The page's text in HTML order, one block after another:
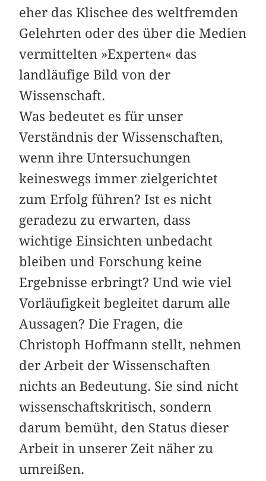
eher das Klischee des weltfremden
Gelehrten oder des über die Medien
vermittelten »Experten« das
landläufige Bild von der
Wissenschaft.
Was bedeutet es für unser
Verständnis der Wissenschaften,
wenn ihre Untersuchungen
keineswegs immer zielgerichtet
zum Erfolg führen? Ist es nicht
geradezu zu erwarten, dass
wichtige Einsichten unbedacht
bleiben und Forschung keine
Ergebnisse erbringt? Und wie viel
Vorläufigkeit begleitet darum alle
Aussagen? Die Fragen, die
Christoph Hoffmann stellt, nehmen
der Arbeit der Wissenschaften
nichts an Bedeutung. Sie sind nicht
wissenschaftskritisch, sondern
darum bemüht, den Status dieser
Arbeit in unserer Zeit näher zu
umreißen.